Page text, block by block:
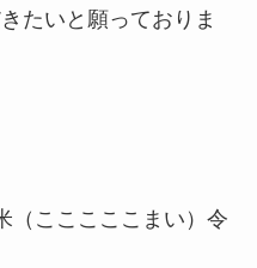
たいと願っておりま
（こここここまい）令